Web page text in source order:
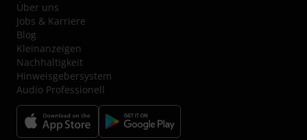
Über uns
Jobs & Karriere
Blog
Kleinanzeigen
Nachhaltigkeit
Hinweisgebersystem
Audio Professionell